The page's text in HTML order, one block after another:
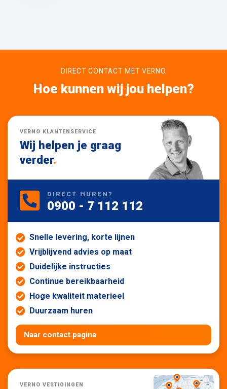
DIRECT CONTACT MET VERNO
Hoe kunnen wij jou helpen?
VERNO KLANTENSERVICE
Wij helpen je graag
verder.
DIRECT HUREN?
0900 - 7 112 112
Snelle levering, korte lijnen
Vrijblijvend advies op maat
Duidelijke instructies
Continue bereikbaarheid
Hoge kwaliteit materieel
Duurzaam huren
Naar contact pagina
VERNO VESTIGINGEN